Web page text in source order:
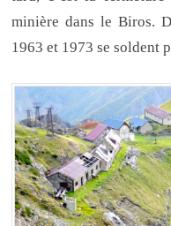
minière dans le Biros.
1963 et 1973 se soldent